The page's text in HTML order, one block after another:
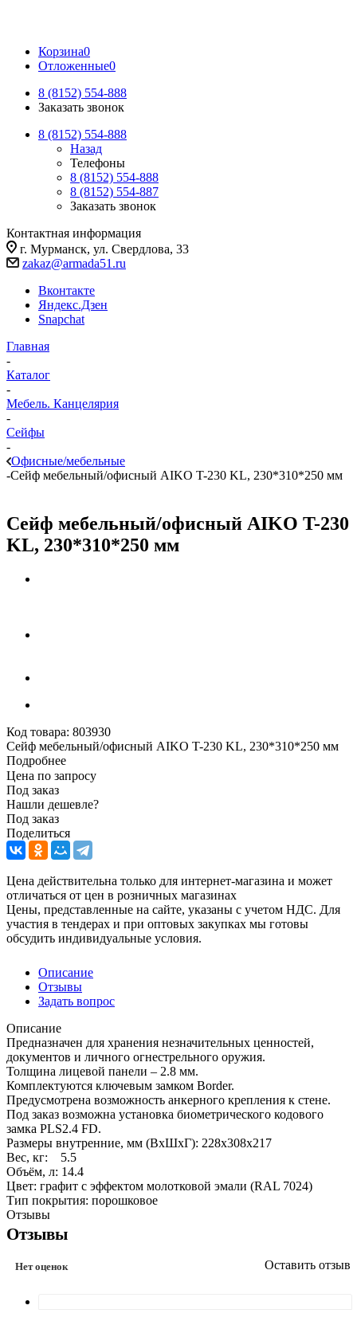
Корзина0
Отложенные0
8 (8152) 554-888
Заказать звонок
8 (8152) 554-888
Назад
Телефоны
8 (8152) 554-888
8 (8152) 554-887
Заказать звонок
Контактная информация
г. Мурманск, ул. Свердлова, 33
zakaz@armada51.ru
Вконтакте
Яндекс.Дзен
Snapchat
Главная
-
Каталог
-
Мебель. Канцелярия
-
Сейфы
-
Офисные/мебельные
-Сейф мебельный/офисный AIKO T-230 KL, 230*310*250 мм
Сейф мебельный/офисный AIKO T-230
KL, 230*310*250 мм
Код товара: 803930
Сейф мебельный/офисный AIKO T-230 KL, 230*310*250 мм
Подробнее
Цена по запросу
Под заказ
Нашли дешевле?
Под заказ
Поделиться
Цена действительна только для интернет-магазина и может
отличаться от цен в розничных магазинах
Цены, представленные на сайте, указаны с учетом НДС. Для
участия в тендерах и при оптовых закупках мы готовы
обсудить индивидуальные условия.
Описание
Отзывы
Задать вопрос
Описание
Предназначен для хранения незначительных ценностей,
документов и личного огнестрельного оружия.
Толщина лицевой панели – 2.8 мм.
Комплектуются ключевым замком Border.
Предусмотрена возможность анкерного крепления к стене.
Под заказ возможна установка биометрического кодового
замка PLS2.4 FD.
Размеры внутренние, мм (ВхШхГ): 228x308x217
Вес, кг: 5.5
Объём, л: 14.4
Цвет: графит с эффектом молотковой эмали (RAL 7024)
Тип покрытия: порошковое
Отзывы
Отзывы
Нет оценок Оставить отзыв